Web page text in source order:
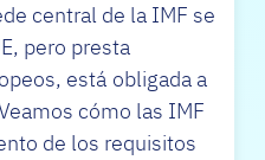
central de la IMF se
pero presta
está obligada a
cómo las IMF
de los requisitos